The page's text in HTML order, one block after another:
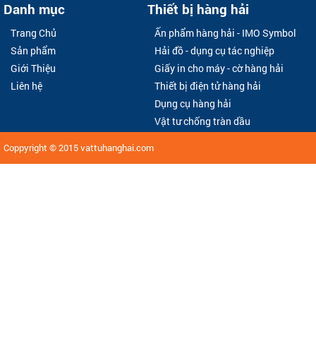
Danh mục
Trang Chủ
Sản phẩm
Giới Thiệu
Liên hệ
Thiết bị hàng hải
Ấn phẩm hàng hải - IMO Symbol
Hải đồ - dụng cụ tác nghiệp
Giấy in cho máy - cờ hàng hải
Thiết bị điện tử hàng hải
Dụng cụ hàng hải
Vật tư chống tràn dầu
Coppyright © 2015vattuhanghai.com